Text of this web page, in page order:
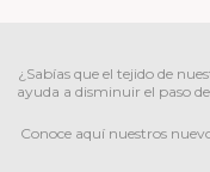
¿Sabías que el tejido de
ayuda a disminuir el paso
Conoce aquí nuestros